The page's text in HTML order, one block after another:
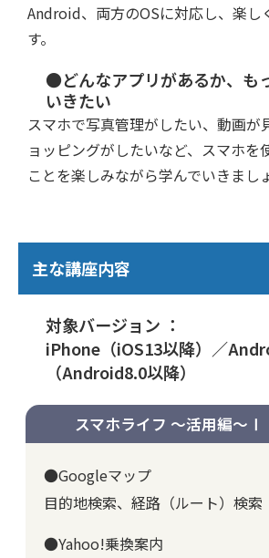
Android、両方のOSに対応し、楽し
す。
●どんなアプリがあるか、も
いきたい
スマホで写真管理がしたい、動画が
ョッピングがしたいなど、スマホを
ことを楽しみながら学んでいきまし
主な講座内容
対象バージョン ：
iPhone（iOS13以降）／
（Android8.0以降）
スマホライフ ～活用編～Ⅰ
●Googleマップ
目的地検索、経路（ルート）検索
●Yahoo!乗換案内